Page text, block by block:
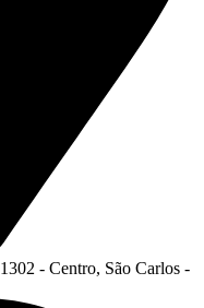
- Centro, São Carlos -